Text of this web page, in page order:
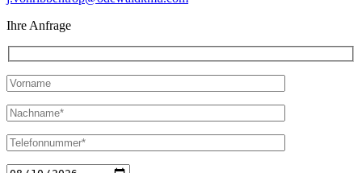
Ihre Anfrage